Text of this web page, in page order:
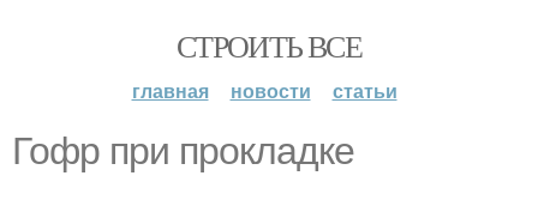
СТРОИТЬ ВСЕ
главная новости статьи
Гофр при прокладке